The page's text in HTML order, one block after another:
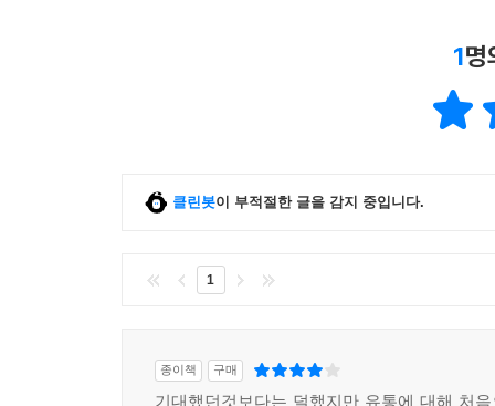
1명
클린봇이 부적절한 글을 감지 중입니다.
1
종이책 구매
기대했던것보다는 덜했지만 유통에 대해 처